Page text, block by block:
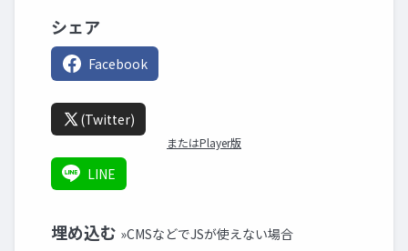
シェア
Facebook
(Twitter)
またはPlayer版
LINE
埋め込む »CMSなどでJSが使えない場合